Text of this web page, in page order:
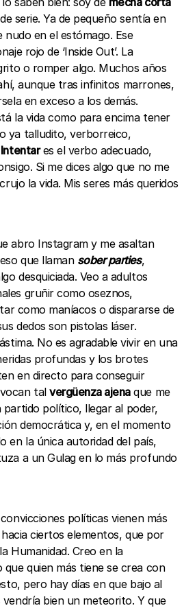
serie. Ya de pequeño sentía en
nudo en el estómago. Ese
rojo de ‘Inside Out’. La
o romper algo. Muchos años
aunque tras infinitos marrones,
en exceso a los demás.
la vida como para encima tener
ya talludito, verborreico,
Intentares el verbo adecuado,
Si me dices algo que no me
la vida. Mis seres más queridos
abro Instagram y me asaltan
que llaman sober parties,
desquiciada. Veo a adultos
gruñir como oseznos,
como maníacos o dispararse de
dedos son pistolas láser.
No es agradable vivir en una
profundas y los brotes
en directo para conseguir
talvergüenza ajenaque me
político, llegar al poder,
democrática y, en el momento
en la única autoridad del país,
a un Gulag en lo más profundo
políticas vienen más
ciertos elementos, que por
Humanidad. Creo en la
quien más tiene se crea con
pero hay días en que bajo al
bien un meteorito. Y que